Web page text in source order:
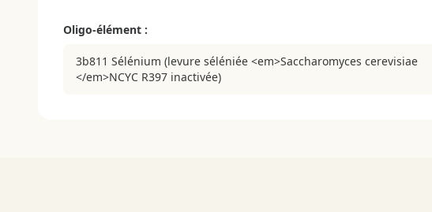
Oligo-élément :
3b811 Sélénium (levure séléniée <em>Saccharomyces cerevisiae
</em>NCYC R397 inactivée)